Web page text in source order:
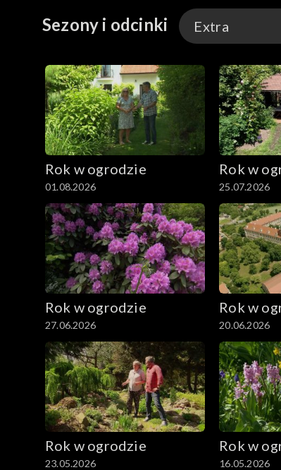
Sezony i odcinki Extra
Odcinki
Extra
Rok w ogrodzie
01.08.2026
Rok w
25.07.2026
Rok w ogrodzie
27.06.2026
Rok w
20.06.2026
Rok w ogrodzie
23.05.2026
Rok w
16.05.2026